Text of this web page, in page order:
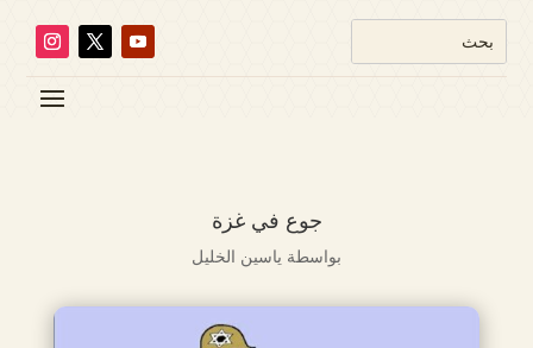
جوع في غزة
بواسطة ياسين الخليل